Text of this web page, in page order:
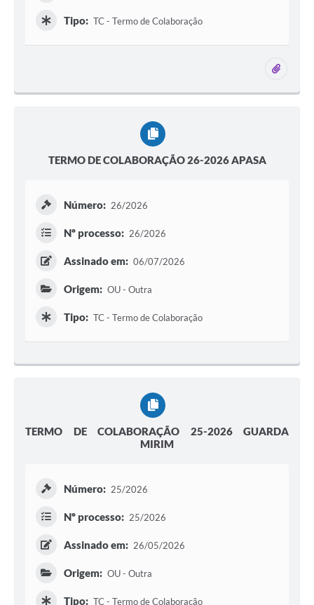
Tipo: TC - Termo de Colaboração
TERMO DE COLABORAÇÃO 26-2026 APASA
Número: 26/2026
Nº processo: 26/2026
Assinado em: 06/07/2026
Origem: OU - Outra
Tipo: TC - Termo de Colaboração
TERMO DE COLABORAÇÃO 25-2026 GUARDA
MIRIM
Número: 25/2026
Nº processo: 25/2026
Assinado em: 26/05/2026
Origem: OU - Outra
Tipo: TC - Termo de Colaboração